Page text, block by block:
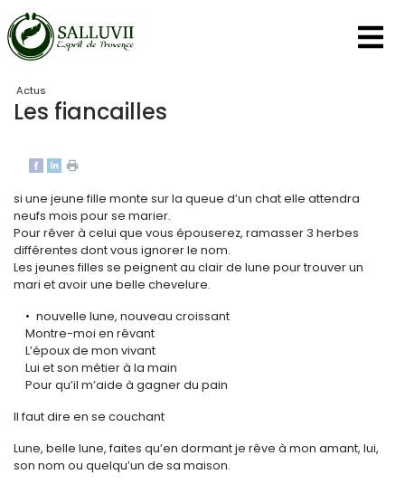
Panneau de gestion des cookies
Actus
Les fiancailles
si une jeune fille monte sur la queue d’un chat elle attendra
neufs mois pour se marier.
Pour rêver à celui que vous épouserez, ramasser 3 herbes
différentes dont vous ignorer le nom.
Les jeunes filles se peignent au clair de lune pour trouver un
mari et avoir une belle chevelure.
nouvelle lune, nouveau croissant
Montre-moi en rêvant
L’époux de mon vivant
Lui et son métier à la main
Pour qu’il m’aide à gagner du pain
Il faut dire en se couchant
Lune, belle lune, faites qu’en dormant je rêve à mon amant, lui,
son nom ou quelqu’un de sa maison.